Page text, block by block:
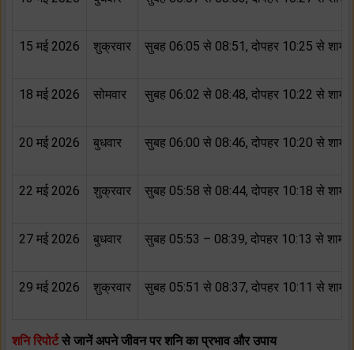
15 मई 2026 शुक्रवार सुबह 06:05 से 08:51, दोपहर 10:25 से शाम
18 मई 2026 सोमवार सुबह 06:02 से 08:48, दोपहर 10:22 से शाम
20 मई 2026 बुधवार सुबह 06:00 से 08:46, दोपहर 10:20 से शाम
22 मई 2026 शुक्रवार सुबह 05:58 से 08:44, दोपहर 10:18 से शाम
27 मई 2026 बुधवार सुबह 05:53 – 08:39, दोपहर 10:13 से शाम
29 मई 2026 शुक्रवार सुबह 05:51 से 08:37, दोपहर 10:11 से शाम
शनि रिपोर्टसे जानें अपने जीवन पर शनि का प्रभाव और उपाय